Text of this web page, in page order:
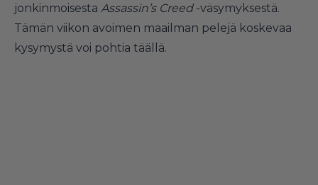
jonkinmoisesta Assassin’s Creed -väsymyksestä.
Tämän viikon avoimen maailman pelejä koskevaa
kysymystä voi pohtia täällä.